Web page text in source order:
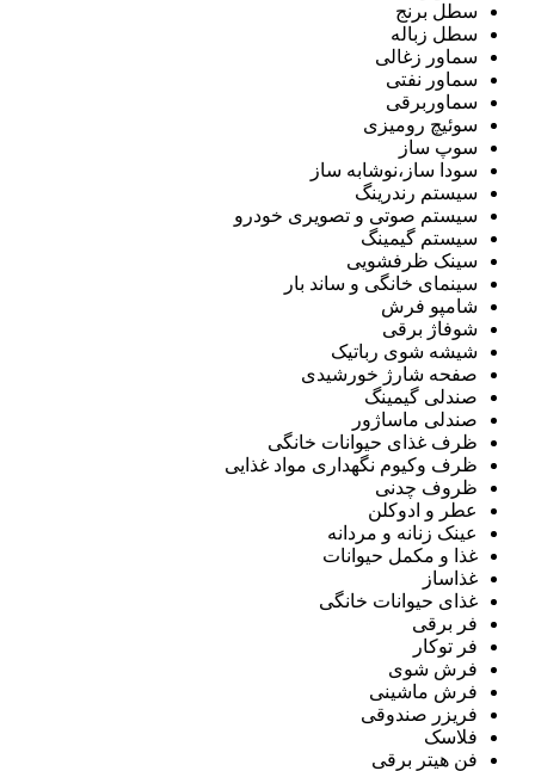
سطل برنج
سطل زباله
سماور زغالی
سماور نفتی
سماوربرقی
سوئیچ رومیزی
سوپ ساز
سودا ساز،نوشابه ساز
سیستم رندرینگ
سیستم صوتی و تصویری خودرو
سیستم گیمینگ
سینک ظرفشویی
سینمای خانگی و ساند بار
شامپو فرش
شوفاژ برقی
شیشه شوی رباتیک
صفحه شارژ خورشیدی
صندلی گیمینگ
صندلی ماساژور
ظرف غذای حیوانات خانگی
ظرف وکیوم نگهداری مواد غذایی
ظروف چدنی
عطر و ادوکلن
عینک زنانه و مردانه
غذا و مکمل حیوانات
غذاساز
غذای حیوانات خانگی
فر برقی
فر توکار
فرش شوی
فرش ماشینی
فریزر صندوقی
فلاسک
فن هیتر برقی